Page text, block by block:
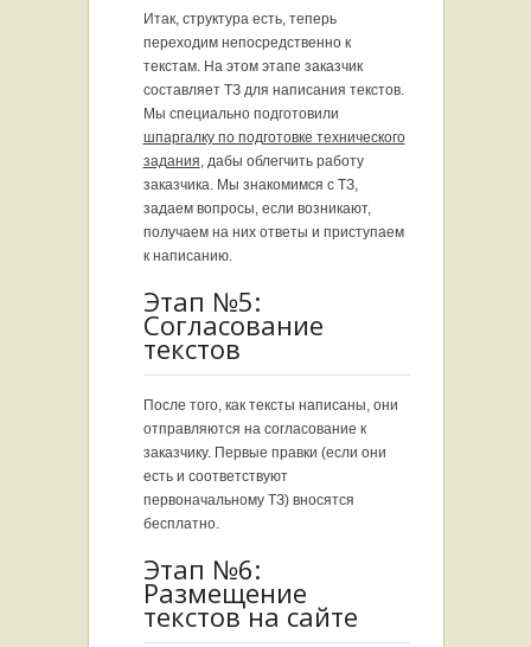
Итак, структура есть, теперь
переходим непосредственно к
текстам. На этом этапе заказчик
составляет ТЗ для написания текстов.
Мы специально подготовили
шпаргалку по подготовке технического
задания, дабы облегчить работу
заказчика. Мы знакомимся с ТЗ,
задаем вопросы, если возникают,
получаем на них ответы и приступаем
к написанию.
Этап №5:
Согласование
текстов
После того, как тексты написаны, они
отправляются на согласование к
заказчику. Первые правки (если они
есть и соответствуют
первоначальному ТЗ) вносятся
бесплатно.
Этап №6:
Размещение
текстов на сайте